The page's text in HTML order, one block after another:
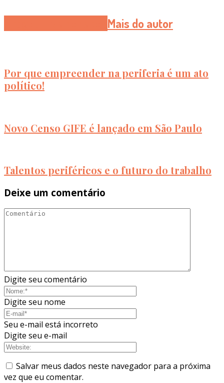
Mais do autor
Por que empreender na periferia é um ato
político!
Novo Censo GIFE é lançado em São Paulo
Talentos periféricos e o futuro do trabalho
Deixe um comentário
Digite seu comentário
Digite seu nome
Seu e-mail está incorreto
Digite seu e-mail
Salvar meus dados neste navegador para a próxima
vez que eu comentar.